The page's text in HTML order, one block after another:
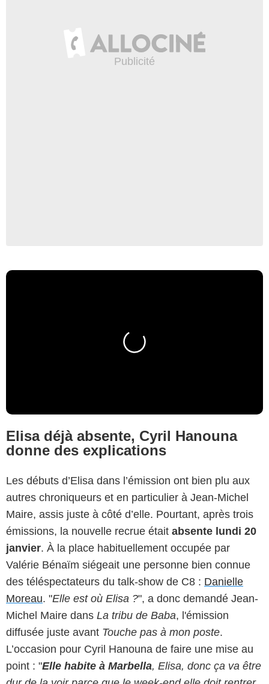
Elisa déjà absente, Cyril Hanouna
donne des explications
Les débuts d’Elisa dans l’émission ont bien plu aux
autres chroniqueurs et en particulier à Jean-Michel
Maire, assis juste à côté d’elle. Pourtant, après trois
émissions, la nouvelle recrue était absente lundi 20
janvier. À la place habituellement occupée par
Valérie Bénaïm siégeait une personne bien connue
des téléspectateurs du talk-show de C8 : Danielle
Moreau. "Elle est où Elisa ?", a donc demandé Jean-
Michel Maire dans La tribu de Baba, l'émission
diffusée juste avant Touche pas à mon poste.
L’occasion pour Cyril Hanouna de faire une mise au
point : "Elle habite à Marbella, Elisa, donc ça va être